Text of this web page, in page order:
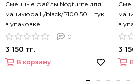
Сменные файлы Nogturne для
маникюра L/black/Р100 50 штук
в упаковке
0
3 150 тг.
В корзину
в
3